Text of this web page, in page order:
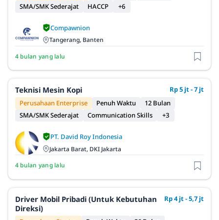
SMA/SMK Sederajat
HACCP +6
Compawnion
Tangerang, Banten
4 bulan yang lalu
Teknisi Mesin Kopi
Rp 5 jt - 7 jt
Perusahaan Enterprise
Penuh Waktu
12 Bulan
SMA/SMK Sederajat
Communication Skills +3
PT. David Roy Indonesia
Jakarta Barat, DKI Jakarta
4 bulan yang lalu
Driver Mobil Pribadi (Untuk Kebutuhan
Direksi)
Rp 4 jt - 5,7 jt